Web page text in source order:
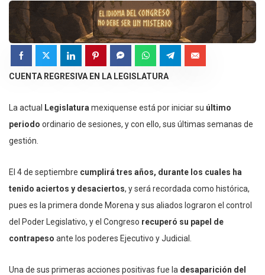
CUENTA REGRESIVA EN LA LEGISLATURA
La actual Legislatura mexiquense está por iniciar su último
periodo ordinario de sesiones, y con ello, sus últimas semanas de
gestión.
El 4 de septiembre cumplirá tres años, durante los cuales ha
tenido aciertos y desaciertos, y será recordada como histórica,
pues es la primera donde Morena y sus aliados lograron el control
del Poder Legislativo, y el Congreso recuperó su papel de
contrapeso ante los poderes Ejecutivo y Judicial.
Una de sus primeras acciones positivas fue la desaparición del